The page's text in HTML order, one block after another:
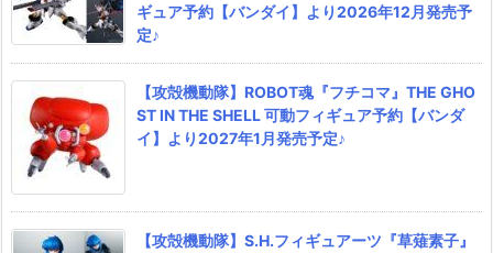
ギュア予約【バンダイ】より2026年12月発売予
定♪
【攻殻機動隊】ROBOT魂『フチコマ』THE GHO
ST IN THE SHELL 可動フィギュア予約【バンダ
イ】より2027年1月発売予定♪
【攻殻機動隊】S.H.フィギュアーツ『草薙素子』